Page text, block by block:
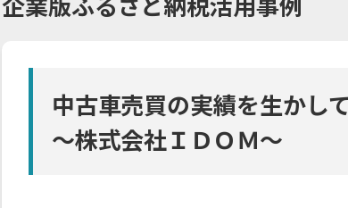
中古車売買の実績を生かし
～株式会社ＩＤＯＭ～